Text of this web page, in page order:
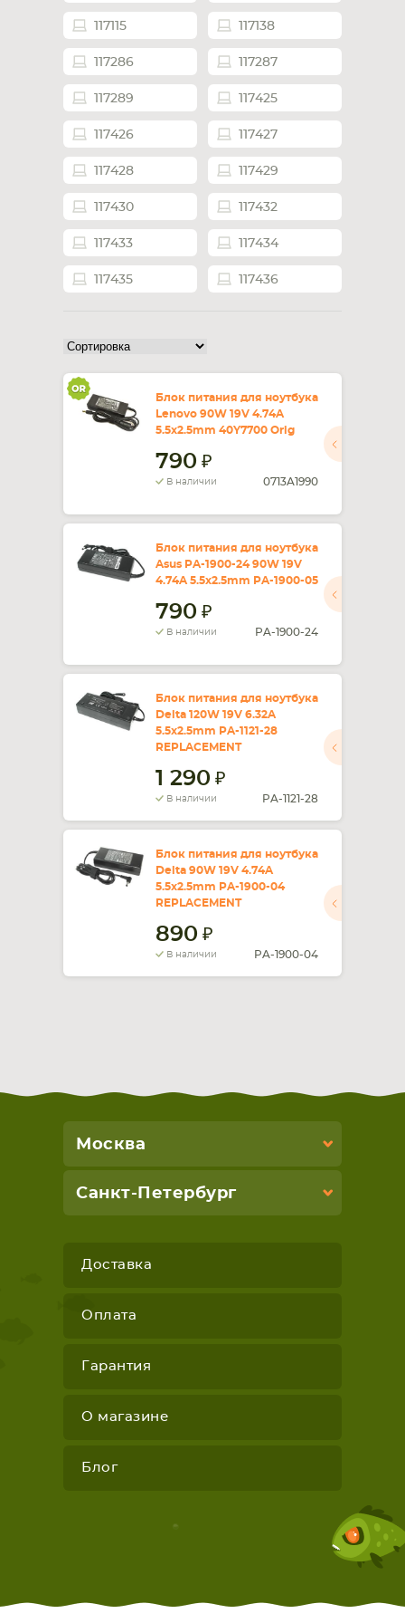
СМАРТФОНА КОМПЛЕКТУЮЩИЕ
117115 117138
117286 117287
117289 117425
117426 117427
117428 117429
117430 117432
117433 117434
117435 117436
Блок питания для ноутбука
Lenovo 90W 19V 4.74A
5.5x2.5mm 40Y7700 Orig
790
В наличии 0713A1990
Блок питания для ноутбука
Asus PA-1900-24 90W 19V
4.74A 5.5x2.5mm PA-1900-05
790
В наличии PA-1900-24
Блок питания для ноутбука
Delta 120W 19V 6.32A
5.5x2.5mm PA-1121-28
REPLACEMENT
1 290
В наличии PA-1121-28
Блок питания для ноутбука
Delta 90W 19V 4.74A
5.5x2.5mm PA-1900-04
REPLACEMENT
890
В наличии PA-1900-04
Москва
Санкт-Петербург
Доставка
Оплата
Гарантия
О магазине
Блог